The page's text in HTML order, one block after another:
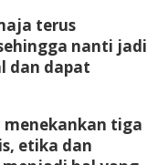
terus
nanti jadi
dan dapat
tiga
etika dan